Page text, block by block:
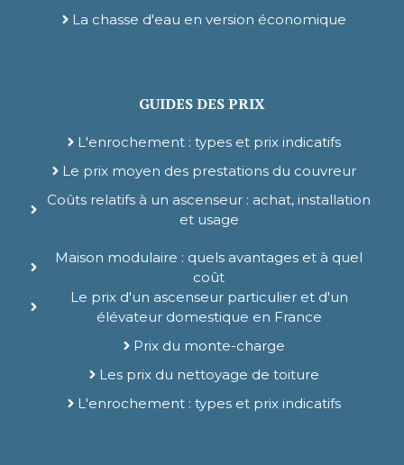
La chasse d'eau en version économique
GUIDES DES PRIX
L'enrochement : types et prix indicatifs
Le prix moyen des prestations du couvreur
Coûts relatifs à un ascenseur : achat, installation
et usage
Maison modulaire : quels avantages et à quel
coût
Le prix d'un ascenseur particulier et d'un
élévateur domestique en France
Prix du monte-charge
Les prix du nettoyage de toiture
L'enrochement : types et prix indicatifs